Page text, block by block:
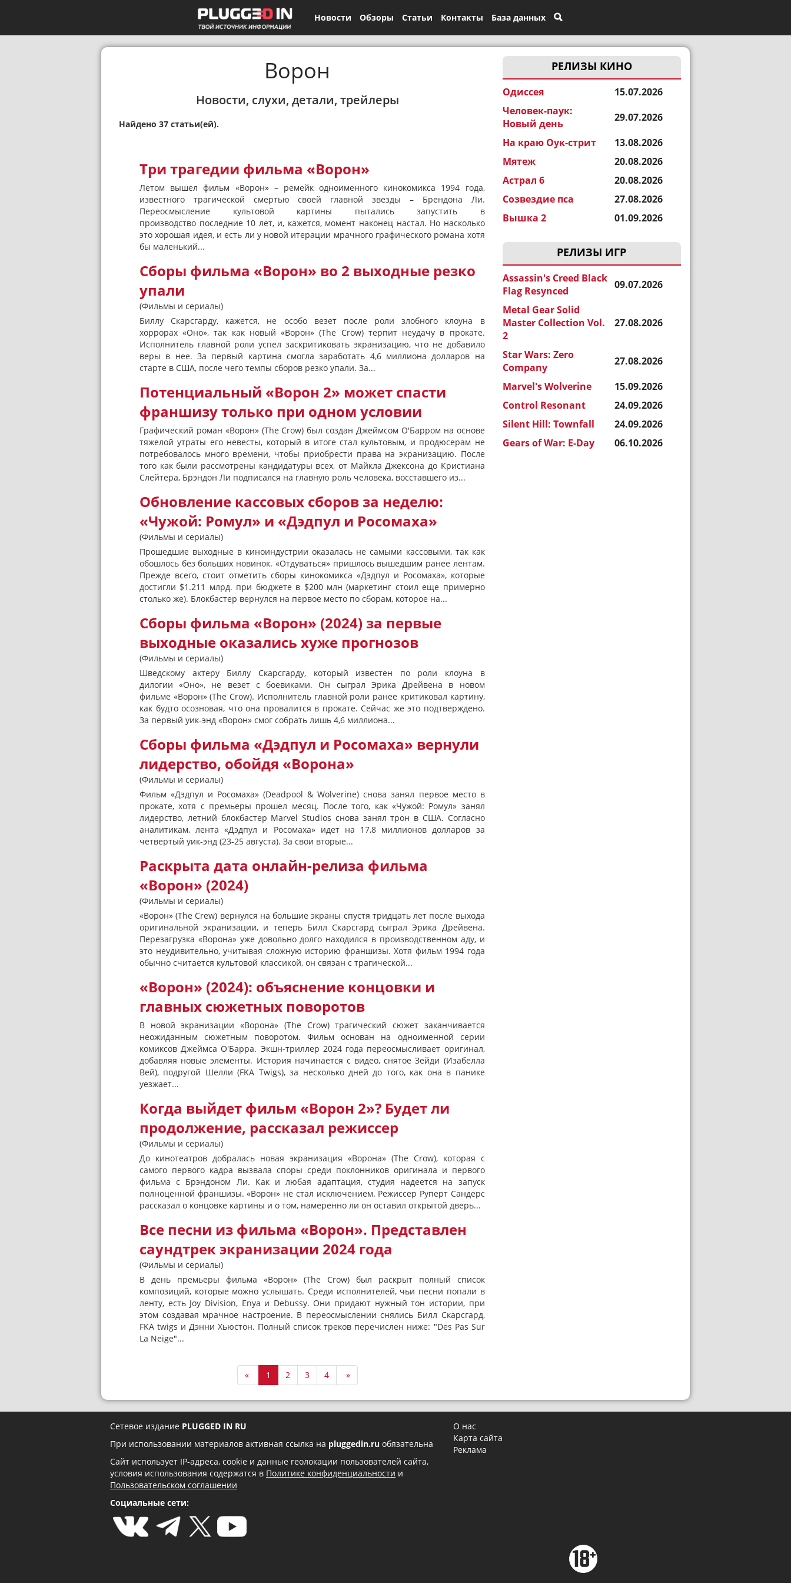
Новости Обзоры Статьи Контакты База данных
РЕЛИЗЫ КИНО
Одиссея
15.07.2026
Человек-паук:
Новый день
29.07.2026
На краю Оук-стрит
13.08.2026
Мятеж
20.08.2026
Астрал 6
20.08.2026
Созвездие пса
27.08.2026
Вышка 2
01.09.2026
РЕЛИЗЫ ИГР
Assassin's Creed Black
Flag Resynced
09.07.2026
Metal Gear Solid
Master Collection Vol.
2
27.08.2026
Star Wars: Zero
Company
27.08.2026
Marvel's Wolverine
15.09.2026
Control Resonant
24.09.2026
Silent Hill: Townfall
24.09.2026
Gears of War: E-Day
06.10.2026
Ворон
Новости, слухи, детали, трейлеры
Найдено 37 статьи(ей).
Три трагедии фильма «Ворон»
Летом вышел фильм «Ворон» – ремейк одноименного кинокомикса 1994 года,
известного трагической смертью своей главной звезды – Брендона Ли.
Переосмысление культовой картины пытались запустить в
производство последние 10 лет, и, кажется, момент наконец настал. Но насколько
это хорошая идея, и есть ли у новой итерации мрачного графического романа хотя
бы маленький...
Сборы фильма «Ворон» во 2 выходные резко
упали
(Фильмы и сериалы)
Биллу Скарсгарду, кажется, не особо везет после роли злобного клоуна в
хоррорах «Оно», так как новый «Ворон» (The Crow) терпит неудачу в прокате.
Исполнитель главной роли успел заскритиковать экранизацию, что не добавило
веры в нее. За первый картина смогла заработать 4,6 миллиона долларов на
старте в США, после чего темпы сборов резко упали. За...
Потенциальный «Ворон 2» может спасти
франшизу только при одном условии
Графический роман «Ворон» (The Crow) был создан Джеймсом О'Барром на основе
тяжелой утраты его невесты, который в итоге стал культовым, и продюсерам не
потребовалось много времени, чтобы приобрести права на экранизацию. После
того как были рассмотрены кандидатуры всех, от Майкла Джексона до Кристиана
Слейтера, Брэндон Ли подписался на главную роль человека, восставшего из...
Обновление кассовых сборов за неделю:
«Чужой: Ромул» и «Дэдпул и Росомаха»
(Фильмы и сериалы)
Прошедшие выходные в киноиндустрии оказалась не самыми кассовыми, так как
обошлось без больших новинок. «Отдуваться» пришлось вышедшим ранее лентам.
Прежде всего, стоит отметить сборы кинокомикса «Дэдпул и Росомаха», которые
достигли $1.211 млрд. при бюджете в $200 млн (маркетинг стоил еще примерно
столько же). Блокбастер вернулся на первое место по сборам, которое на...
Сборы фильма «Ворон» (2024) за первые
выходные оказались хуже прогнозов
(Фильмы и сериалы)
Шведскому актеру Биллу Скарсгарду, который известен по роли клоуна в
дилогии «Оно», не везет с боевиками. Он сыграл Эрика Дрейвена в новом
фильме «Ворон» (The Crow). Исполнитель главной роли ранее критиковал картину,
как будто осозновая, что она провалится в прокате. Сейчас же это подтверждено.
За первый уик-энд «Ворон» смог собрать лишь 4,6 миллиона...
Сборы фильма «Дэдпул и Росомаха» вернули
лидерство, обойдя «Ворона»
(Фильмы и сериалы)
Фильм «Дэдпул и Росомаха» (Deadpool & Wolverine) снова занял первое место в
прокате, хотя с премьеры прошел месяц. После того, как «Чужой: Ромул» занял
лидерство, летний блокбастер Marvel Studios снова занял трон в США. Согласно
аналитикам, лента «Дэдпул и Росомаха» идет на 17,8 миллионов долларов за
четвертый уик-энд (23-25 августа). За свои вторые...
Раскрыта дата онлайн-релиза фильма
«Ворон» (2024)
(Фильмы и сериалы)
«Ворон» (The Crew) вернулся на большие экраны спустя тридцать лет после выхода
оригинальной экранизации, и теперь Билл Скарсгард сыграл Эрика Дрейвена.
Перезагрузка «Ворона» уже довольно долго находился в производственном аду, и
это неудивительно, учитывая сложную историю франшизы. Хотя фильм 1994 года
обычно считается культовой классикой, он связан с трагической...
«Ворон» (2024): объяснение концовки и
главных сюжетных поворотов
В новой экранизации «Ворона» (The Crow) трагический сюжет заканчивается
неожиданным сюжетным поворотом. Фильм основан на одноименной серии
комиксов Джеймса О'Барра. Экшн-триллер 2024 года переосмысливает оригинал,
добавляя новые элементы. История начинается с видео, снятое Зейди (Изабелла
Вей), подругой Шелли (FKA Twigs), за несколько дней до того, как она в панике
уезжает...
Когда выйдет фильм «Ворон 2»? Будет ли
продолжение, рассказал режиссер
(Фильмы и сериалы)
До кинотеатров добралась новая экранизация «Ворона» (The Crow), которая с
самого первого кадра вызвала споры среди поклонников оригинала и первого
фильма с Брэндоном Ли. Как и любая адаптация, студия надеется на запуск
полноценной франшизы. «Ворон» не стал исключением. Режиссер Руперт Сандерс
рассказал о концовке картины и о том, намеренно ли он оставил открытой дверь...
Все песни из фильма «Ворон». Представлен
саундтрек экранизации 2024 года
(Фильмы и сериалы)
В день премьеры фильма «Ворон» (The Crow) был раскрыт полный список
композиций, которые можно услышать. Среди исполнителей, чьи песни попали в
ленту, есть Joy Division, Enya и Debussy. Они придают нужный тон истории, при
этом создавая мрачное настроение. В переосмыслении снялись Билл Скарсгард,
FKA twigs и Дэнни Хьюстон. Полный список треков перечислен ниже: "Des Pas Sur
La Neige"...
« 1 2 3 4 »
Сетевое издание PLUGGED IN RU
При использовании материалов активная ссылка на pluggedin.ru обязательна
Сайт использует IP-адреса, cookie и данные геолокации пользователей сайта,
условия использования содержатся в Политике конфиденциальности и
Пользовательском соглашении
Социальные сети:
О нас
Карта сайта
Реклама